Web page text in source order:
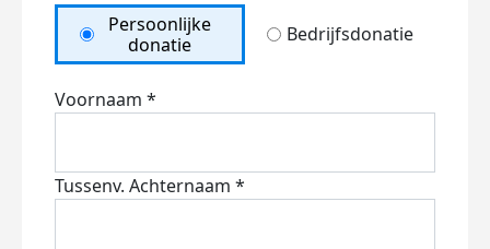
Persoonlijke
donatie
Bedrijfsdonatie
Voornaam *
Tussenv. Achternaam *